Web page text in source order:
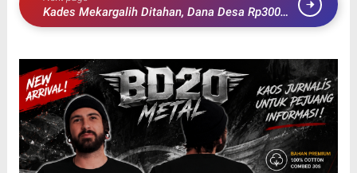
Kades Mekargalih Ditahan, Dana Desa Rp300
Juta